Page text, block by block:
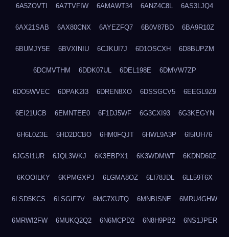
6A5ZOVTI 6A7TVFIW 6AMAWT34 6ANZ4C8L 6AS3LJQ4
6AX21SAB 6AX80CNX 6AYEZFQ7 6B0V87BD 6BA9R10Z
6BUMJY5E 6BVXINIU 6CJKUI7J 6D1OSCXH 6D8BUPZM
6DCMVTHM 6DDK07UL 6DEL198E 6DMVW7ZP
6DO5WVEC 6DPAK2I3 6DREN8XO 6DSSGCV5 6EEGL9Z9
6EI21UCB 6EMNTEE0 6F1DJ5WF 6G3CXI93 6G3KEGYN
6H6L0Z3E 6HD2DCBO 6HM0FQJT 6HWL9A3P 6I5IUH76
6JGSI1UR 6JQL3WKJ 6K3EBPX1 6K3WDMWT 6KDND60Z
6KOOILKY 6KPMGXPJ 6LGMA8OZ 6LI78JDL 6LL59T6X
6LSD5KCS 6LSGIF7V 6MC7XUTQ 6MNBISNE 6MRU4GHW
6MRWI2FW 6MUKQ2Q2 6N6MCPD2 6N8H9PB2 6NS1JPER